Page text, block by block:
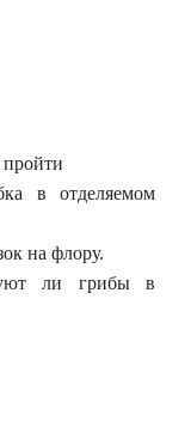
в отделяемом
на флору.
ли грибы в